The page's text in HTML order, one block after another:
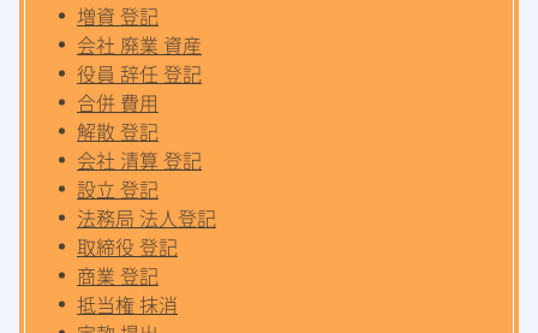
増資 登記
会社 廃業 資産
役員 辞任 登記
合併 費用
解散 登記
会社 清算 登記
設立 登記
法務局 法人登記
取締役 登記
商業 登記
抵当権 抹消